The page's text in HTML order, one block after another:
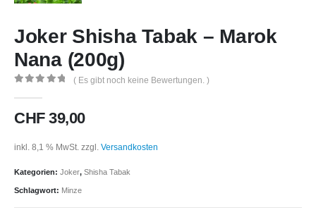
Joker Shisha Tabak – Marok
Nana (200g)
( Es gibt noch keine Bewertungen. )
CHF39,00
inkl. 8,1 % MwSt. zzgl. Versandkosten
Kategorien: Joker, Shisha Tabak
Schlagwort: Minze